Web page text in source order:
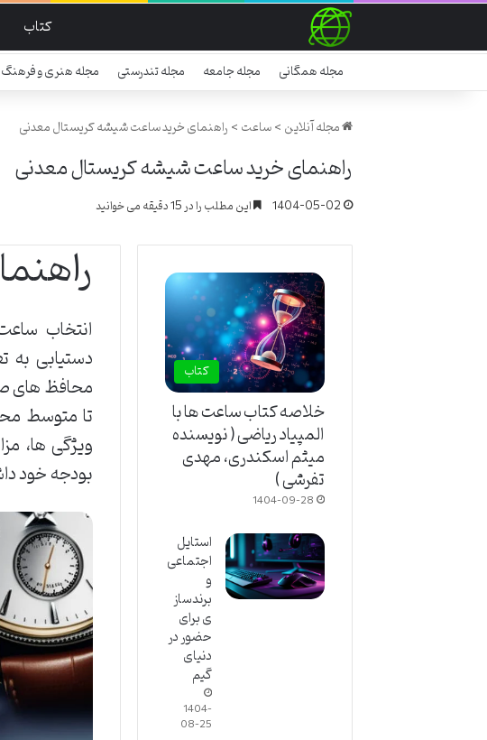
کتاب
مجله همگانی مجله جامعه مجله تندرستی مجله هنری و فرهنگ
مجله آنلاین>ساعت>راهنمای خرید ساعت شیشه کریستال معدنی
راهنمای خرید ساعت شیشه کریستال معدنی
1404-05-02 این مطلب را در 15 دقیقه می خوانید
دستیابی
محافظ های
تا متوسط
ویژگی ها،
بودجه خود
کتاب
خلاصه کتاب ساعت ها با
المپیاد ریاضی ( نویسنده
میثم اسکندری، مهدی
تفرشی )
1404-09-28
استایل
اجتماعی
و
برندساز
ی برای
حضور در
دنیای
گیم
1404-
08-25